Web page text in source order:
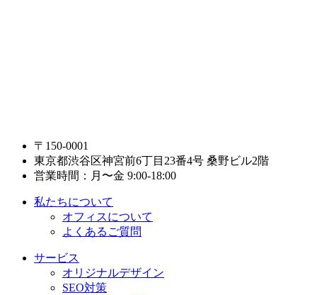
〒150-0001
東京都渋谷区神宮前6丁目23番4号 桑野ビル2階
営業時間：月〜金 9:00-18:00
私たちについて
オフィスについて
よくあるご質問
サービス
オリジナルデザイン
SEO対策